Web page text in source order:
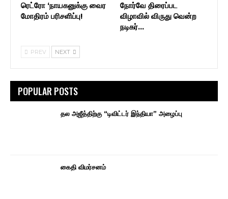
ரெட்ரோ ‘நாயகனுக்கு வைர
மோதிரம் பரிசளிப்பு!
நோர்வே திரைப்பட
விழாவில் விருது வென்ற
நடிகர்…
PREV NEXT
POPULAR POSTS
தல அஜீத்திற்கு “டிவிட்டர் இந்தியா” அழைப்பு
கைதி விமர்சனம்